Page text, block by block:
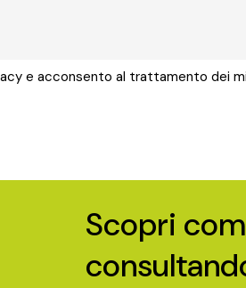
e acconsento al trattamento dei
Scopri